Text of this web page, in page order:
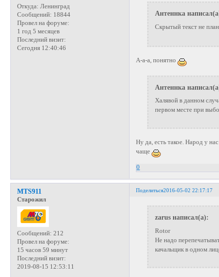
Откуда: Ленинград
Сообщений: 18844
Провел на форуме:
1 год 5 месяцев
Последний визит:
Сегодня 12:40:46
Антеннка
Скрытый текст не
А-а-а, понятно
Антеннка
Халявой в данном
первом месте при
Ну да, есть такое. Народ у
чаще
0
Поделиться2016-05-02 22:17:17
MTS911
Старожил
Сообщений: 212
Провел на форуме:
15 часов 59 минут
Последний визит:
2019-08-15 12:53:11
zarus написал(а):
Rotor
Не надо
качальщик в одном